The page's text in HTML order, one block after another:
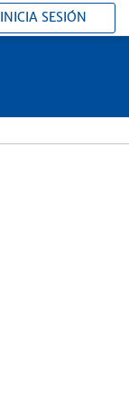
INICIA SESIÓN